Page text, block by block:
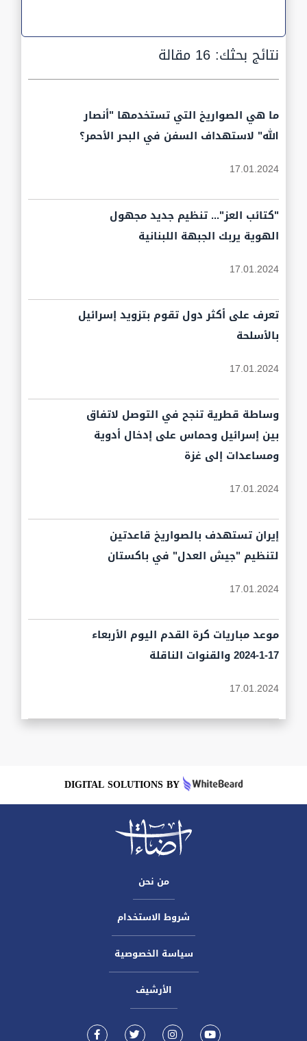
نتائج بحثك:16 مقالة
ما هي الصواريخ التي تستخدمها "أنصار
الله" لاستهداف السفن في البحر الأحمر؟
17.01.2024
"كتائب العز"... تنظيم جديد مجهول
الهوية يربك الجبهة اللبنانية
17.01.2024
تعرف على أكثر دول تقوم بتزويد إسرائيل
بالأسلحة
17.01.2024
وساطة قطرية تنجح في التوصل لاتفاق
بين إسرائيل وحماس على إدخال أدوية
ومساعدات إلى غزة
17.01.2024
إيران تستهدف بالصواريخ قاعدتين
لتنظيم "جيش العدل" في باكستان
17.01.2024
موعد مباريات كرة القدم اليوم الأربعاء
17-1-2024 والقنوات الناقلة
17.01.2024
DIGITAL SOLUTIONS BY
من نحن
شروط الاستخدام
سياسة الخصوصية
الأرشيف